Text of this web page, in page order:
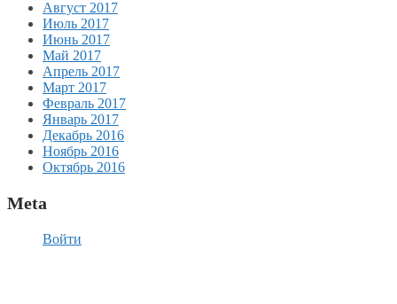
Август 2017
Июль 2017
Июнь 2017
Май 2017
Апрель 2017
Март 2017
Февраль 2017
Январь 2017
Декабрь 2016
Ноябрь 2016
Октябрь 2016
Meta
Войти